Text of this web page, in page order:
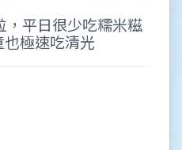
平日很少吃糯米糍
極速吃清光